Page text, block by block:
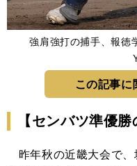
強肩強打の捕手、報
この記事に
【センバツ準優勝
昨年秋の近畿大会で、